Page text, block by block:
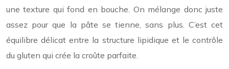
une texture qui fond en bouche. On mélange donc juste
assez pour que la pâte se tienne, sans plus. C’est cet
équilibre délicat entre la structure lipidique et le contrôle
du gluten qui crée la croûte parfaite.